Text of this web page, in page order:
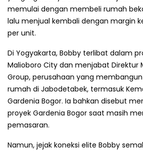
memulai dengan membeli rumah
lalu menjual kembali dengan margin
per unit.
Di Yogyakarta, Bobby terlibat dalam
Malioboro City dan menjabat Direktur
Group, perusahaan yang
rumah di Jabodetabek, termasuk
Gardenia Bogor. Ia bahkan disebut
proyek Gardenia Bogor saat masih
pemasaran.
Namun, jejak koneksi elite Bobby